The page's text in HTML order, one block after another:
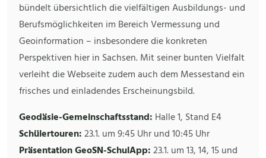
bündelt übersichtlich die vielfältigen Ausbildungs- und
Berufsmöglichkeiten im Bereich Vermessung und
Geoinformation – insbesondere die konkreten
Perspektiven hier in Sachsen. Mit seiner bunten Vielfalt
verleiht die Webseite zudem auch dem Messestand ein
frisches und einladendes Erscheinungsbild.
Geodäsie-Gemeinschaftsstand: Halle 1, Stand E4
Schülertouren:23.1. um 9:45 Uhr und 10:45 Uhr
Präsentation GeoSN-SchulApp:23.1. um 13, 14, 15 und